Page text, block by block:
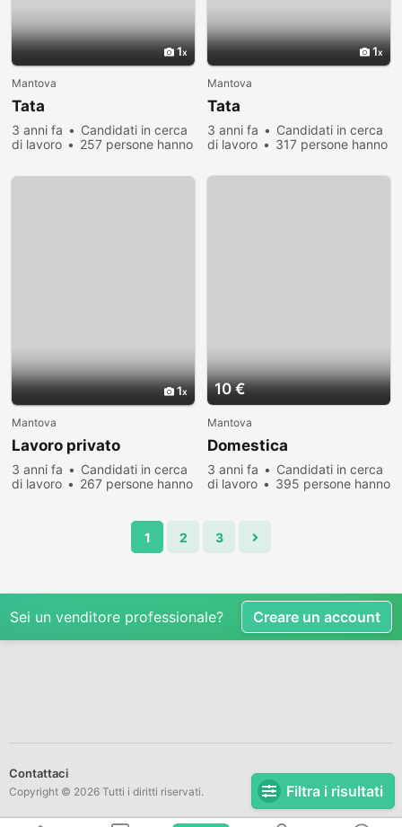
Filtra i risultati
1
Mantova
Tata
3 anni fa
Candidati in cerca
di lavoro
257 persone hanno
1
Mantova
Tata
3 anni fa
Candidati in cerca
di lavoro
317 persone hanno
1
Mantova
Lavoro privato
3 anni fa
Candidati in cerca
di lavoro
267 persone hanno
10 €
Mantova
Domestica
3 anni fa
Candidati in cerca
di lavoro
395 persone hanno
1 2 3
Sei un venditore professionale? Creare un account
Contattaci
Copyright © 2026 Tutti i diritti riservati.